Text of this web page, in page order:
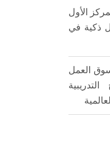
الأول
ذكية في
العمل